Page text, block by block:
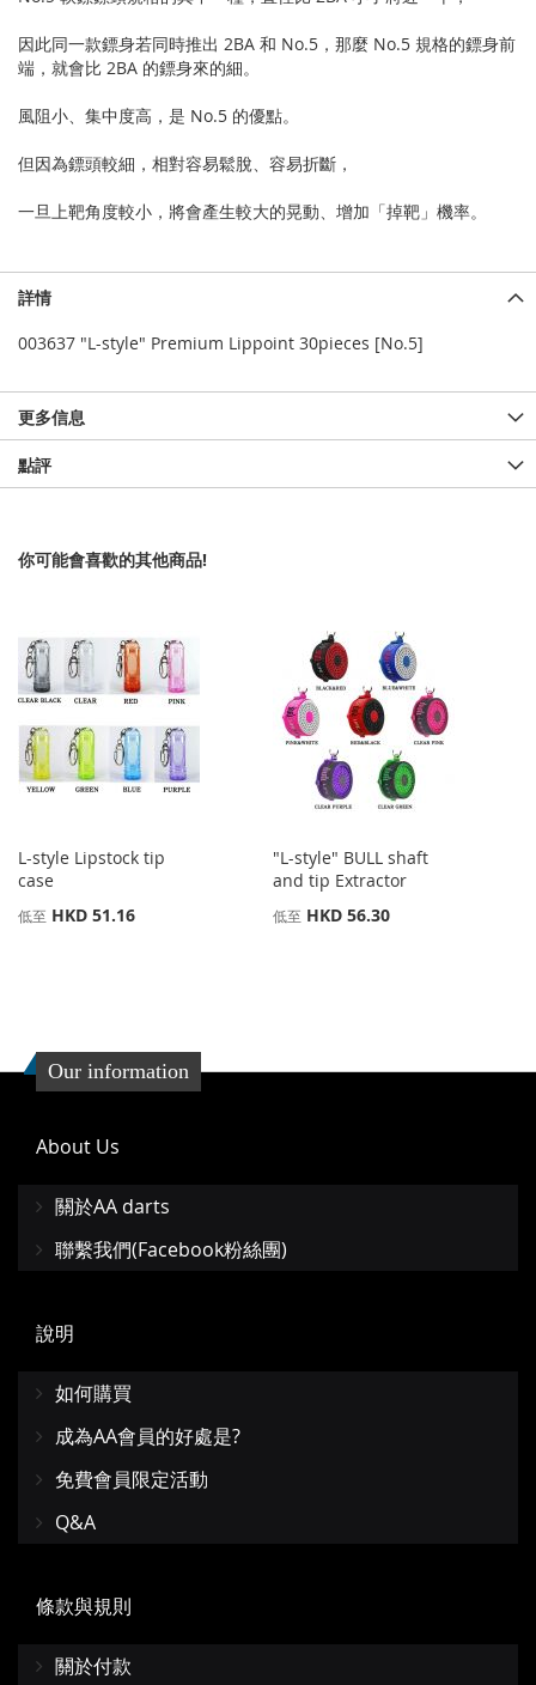
因此同一款鏢身若同時推出 2BA 和 No.5，那麼 No.5 規格的鏢身前
端，就會比 2BA 的鏢身來的細。
風阻小、集中度高，是 No.5 的優點。
但因為鏢頭較細，相對容易鬆脫、容易折斷，
一旦上靶角度較小，將會產生較大的晃動、增加「掉靶」機率。
詳情
003637 "L-style" Premium Lippoint 30pieces [No.5]
更多信息
點評
你可能會喜歡的其他商品!
L-style Lipstock tip
case
低至 HKD 51.16
"L-style" BULL shaft
and tip Extractor
低至 HKD 56.30
Our information
About Us
關於AA darts
聯繫我們(Facebook粉絲團)
說明
如何購買
成為AA會員的好處是?
免費會員限定活動
Q&A
條款與規則
關於付款